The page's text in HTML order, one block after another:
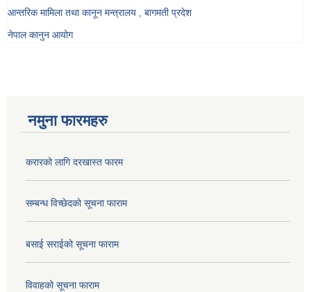
आन्तरिक मामिला तथा कानून मन्त्रालय , बागमती प्रदेश
नेपाल कानुन आयोग
नमुना फारमहरु
करारको लागि दरखास्त फारम
सम्बन्ध विच्छेदकाे सूचना फाराम
बसाई सराईको सूचना फाराम
विवाहको सूचना फाराम